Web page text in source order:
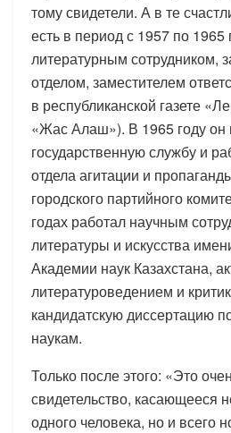
тому свидетели. А в те
есть в период с 1957 по 1965
литературным сотрудником,
отделом, заместителем
в республиканской газете
«Жас Алаш»). В 1965 году он
государственную службу и
отдела агитации и
городского партийного
годах работал научным
литературы и искусства
Академии наук Казахстана,
литературоведением и
кандидатскую диссертацию
наукам.
Только после этого: «Это
свидетельство, касающееся
одного человека, но и всего